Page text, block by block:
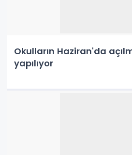
Okulların Haziran'da
yapılıyor